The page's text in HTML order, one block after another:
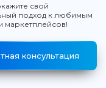
свой
подход к любимым
маркетплейсов!
консультация